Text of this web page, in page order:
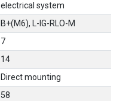
electrical system
B+(M6), L-IG-RLO-M
7
14
Direct mounting
58